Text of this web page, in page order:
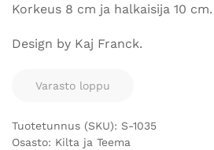
Korkeus 8 cm ja halkaisija 10 cm.
Design by Kaj Franck.
Varasto loppu
Tuotetunnus (SKU): S-1035
Osasto: Kilta ja Teema